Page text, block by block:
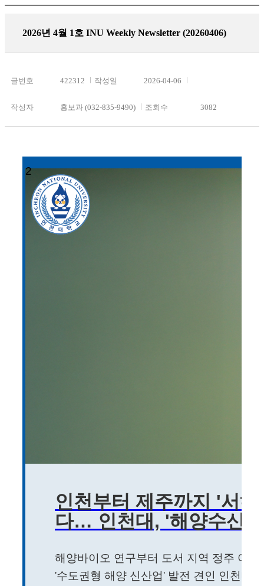
2026년 4월 1호 INU Weekly Newsletter (20260406)
글번호 422312 작성일 2026-04-06
작성자 홍보과 (032-835-9490) 조회수 3082
2
인천부터 제주까지 '서
다… 인천대, '해양수산
해양바이오 연구부터 도서 지역 정주 여
'수도권형 해양 신산업' 발전 견인 인천대